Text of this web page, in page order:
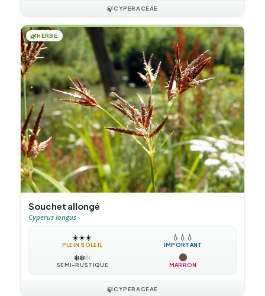
🍃CYPERACEAE
🌿HERBE
Souchet allongé
Cyperus longus
☀️☀️☀️
PLEIN SOLEIL
💧 💧 💧
IMPORTANT
❄️❄️❄️
SEMI-RUSTIQUE MARRON
🍃CYPERACEAE